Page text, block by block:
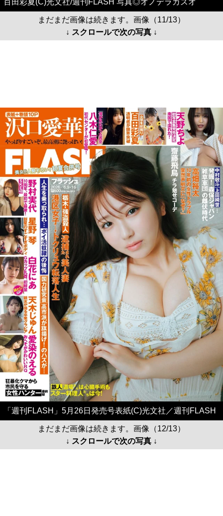
まだまだ画像は続きます。画像（11/13）
↓ スクロールで次の写真 ↓
「週刊FLASH」5月26日発売号表紙(C)光文社／週刊FLASH
まだまだ画像は続きます。画像（12/13）
↓ スクロールで次の写真 ↓